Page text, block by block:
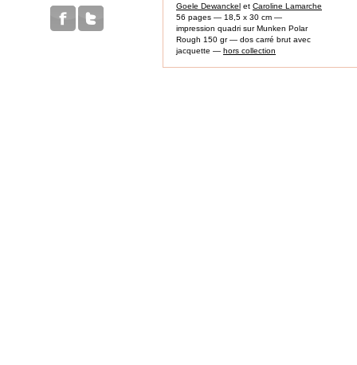
Goele Dewanckel et Caroline Lamarche
56 pages — 18,5 x 30 cm —
impression quadri sur Munken Polar
Rough 150 gr — dos carré brut avec
jacquette — hors collection